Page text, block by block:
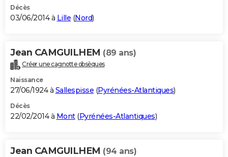
Décès
03/06/2014 à Lille (Nord)
Jean CAMGUILHEM (89 ans)
Créer une cagnotte obsèques
Naissance
27/06/1924 à Sallespisse (Pyrénées-Atlantiques)
Décès
22/02/2014 à Mont(Pyrénées-Atlantiques)
Jean CAMGUILHEM (94 ans)